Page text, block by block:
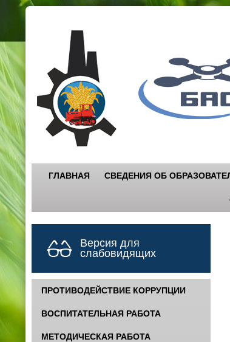
ГЛАВНАЯ СВЕДЕНИЯ ОБ
Версия для
слабовидящих
ПРОТИВОДЕЙСТВИЕ КОРРУПЦИИ
ВОСПИТАТЕЛЬНАЯ РАБОТА
МЕТОДИЧЕСКАЯ РАБОТА